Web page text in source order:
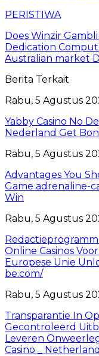
PERISTIWA
Does Winzir
Dedication
Australian market
Berita Terkait
Rabu, 5 Agustus
Yabby Casino No
Nederland Get
Rabu, 5 Agustus
Advantages You
Game adrenaline-
Win
Rabu, 5 Agustus
Online Casinos
Europese Unie
be.com/
Rabu, 5 Agustus
Transparantie In
Gecontroleerd
Leveren
Casino _